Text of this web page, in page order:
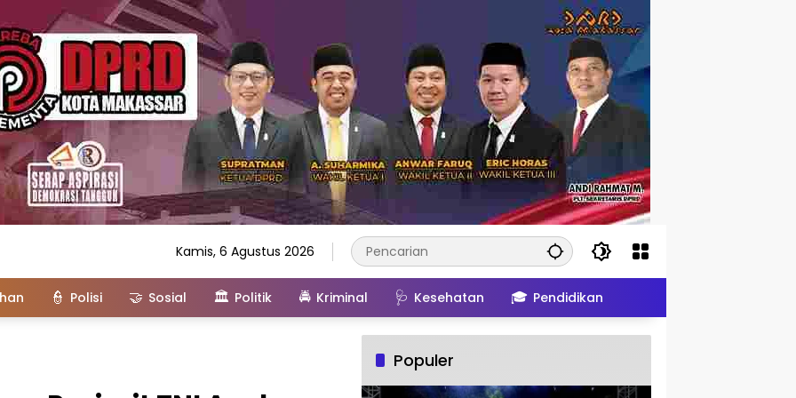
Kamis, 6 Agustus 2026
👮 Polisi 🤝 Sosial 🏛️ Politik 🚔 Kriminal 🩺 Kesehatan 🎓 Pendidikan
Populer